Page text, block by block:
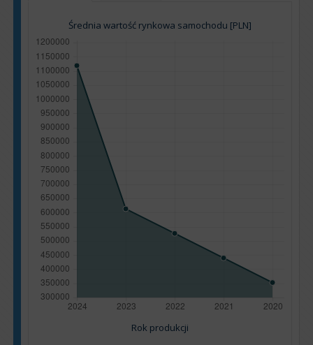
Średnia wartość rynkowa samochodu [PLN]
Rok produkcji